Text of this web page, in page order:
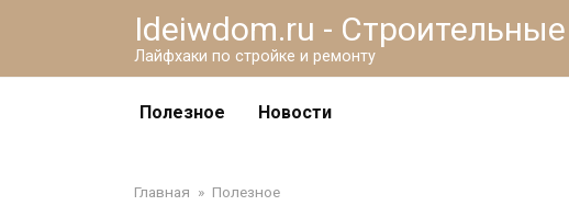
Ideiwdom.ru -
Лайфхаки по стройке и ремонту
Полезное Новости
Главная » Полезное